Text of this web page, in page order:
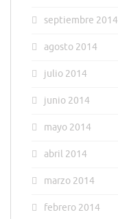
septiembre 2014
agosto 2014
julio 2014
junio 2014
mayo 2014
abril 2014
marzo 2014
febrero 2014